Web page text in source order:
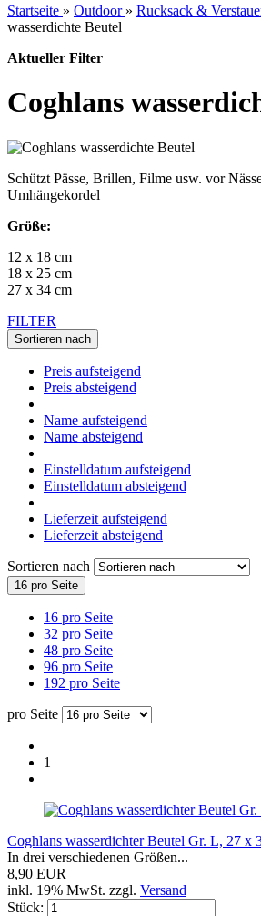
Startseite » Outdoor » Rucksack &
wasserdichte Beutel
Aktueller Filter
Coghlans
Schützt Pässe, Brillen, Filme usw. vor
Umhängekordel
Größe:
12 x 18 cm
18 x 25 cm
27 x 34 cm
FILTER
Sortieren nach
Preis aufsteigend
Preis absteigend
Name aufsteigend
Name absteigend
Einstelldatum aufsteigend
Einstelldatum absteigend
Lieferzeit aufsteigend
Lieferzeit absteigend
Sortieren nach
16 pro Seite
16 pro Seite
32 pro Seite
48 pro Seite
96 pro Seite
192 pro Seite
pro Seite
1
Coghlans wasserdichter Beutel Gr. L, 27 x
In drei verschiedenen Größen...
8,90 EUR
inkl. 19% MwSt. zzgl. Versand
Stück: